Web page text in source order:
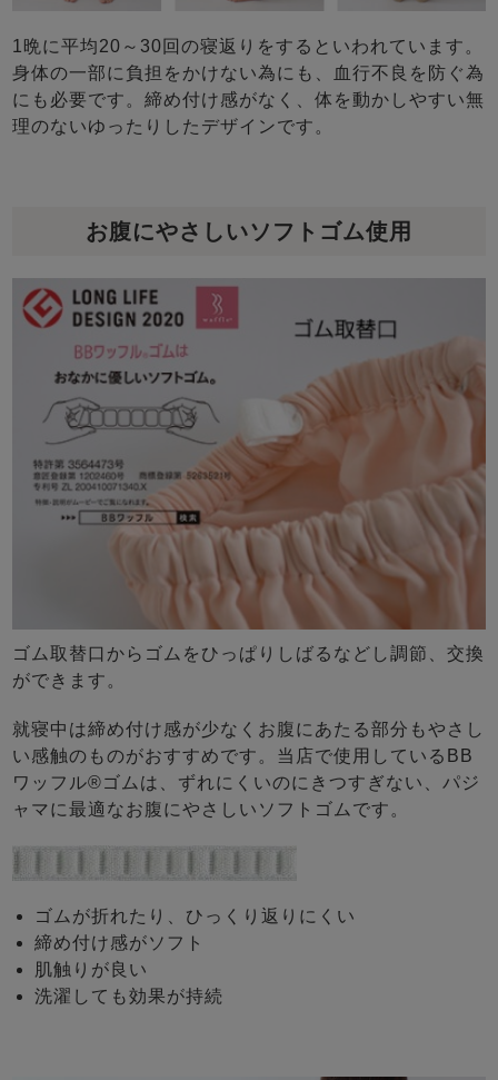
1晩に平均20～30回の寝返りをするといわれています。
身体の一部に負担をかけない為にも、血行不良を防ぐ為
にも必要です。締め付け感がなく、体を動かしやすい無
理のないゆったりしたデザインです。
お腹にやさしいソフトゴム使用
ゴム取替口からゴムをひっぱりしばるなどし調節、交換
ができます。
就寝中は締め付け感が少なくお腹にあたる部分もやさし
い感触のものがおすすめです。当店で使用しているBB
ワッフル®ゴムは、ずれにくいのにきつすぎない、パジ
ャマに最適なお腹にやさしいソフトゴムです。
ゴムが折れたり、ひっくり返りにくい
締め付け感がソフト
肌触りが良い
洗濯しても効果が持続